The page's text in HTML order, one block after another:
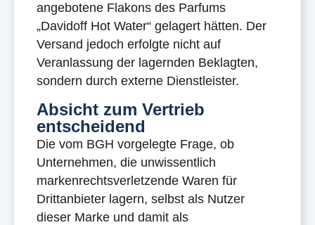
angebotene Flakons des Parfums
„Davidoff Hot Water“ gelagert hätten. Der
Versand jedoch erfolgte nicht auf
Veranlassung der lagernden Beklagten,
sondern durch externe Dienstleister.
Absicht zum Vertrieb
entscheidend
Die vom BGH vorgelegte Frage, ob
Unternehmen, die unwissentlich
markenrechtsverletzende Waren für
Drittanbieter lagern, selbst als Nutzer
dieser Marke und damit als